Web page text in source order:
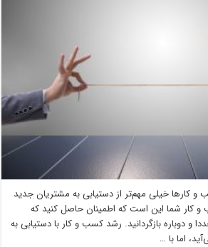
کارها خیلی مهم‌تر از دستیابی به مشتریان جدید
شما این است که اطمینان حاصل کنید که
و دوباره بازگردانید. رشد کسب و کار با دستیابی به
اما با …